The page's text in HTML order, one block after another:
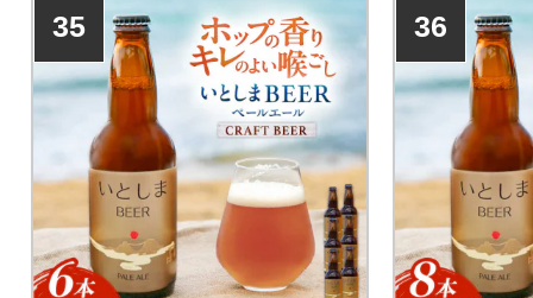
契約農家で栽培した甲州を使
用。自社ワイナリーで醸造し
た2025年新作ワインです!
としま
35 36